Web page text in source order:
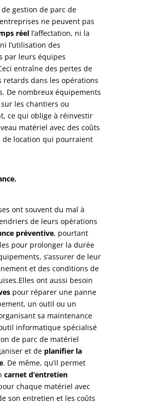
gestion de parc de
ne peuvent pas
réell’affectation, ni la
l’utilisation des
par leurs équipes
entraîne des pertes de
retards dans les opérations
De nombreux équipements
les chantiers ou
ce qui oblige à réinvestir
matériel avec des coûts
de location qui pourraient
ont souvent du mal à
de leurs opérations
préventive, pourtant
pour prolonger la durée
s’assurer de leur
et des conditions de
ont aussi besoin
pour réparer une panne
un outil ou un
sa maintenance
informatique spécialisé
de parc de matériel
et de planifier la
. De même, qu’il permet
carnet d’entretien
chaque matériel avec
son entretien et les coûts